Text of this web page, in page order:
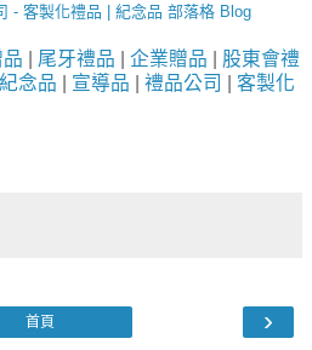
- 客製化禮品 | 紀念品 部落格 Blog
尾牙禮品 企業贈品
股東會禮
紀念品 宣導品 禮品公司
客製化
›
首頁